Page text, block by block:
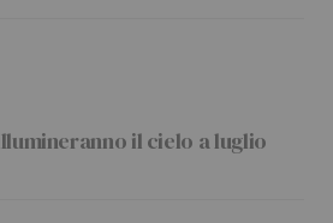
il cielo a luglio